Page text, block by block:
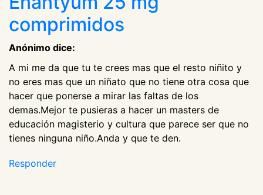
comprimidos
Anónimo dice:
A mi me da que tu te crees mas que el resto niñito y
no eres mas que un niñato que no tiene otra cosa que
hacer que ponerse a mirar las faltas de los
demas.Mejor te pusieras a hacer un masters de
educación magisterio y cultura que parece ser que no
tienes ninguna niño.Anda y que te den.
Responder